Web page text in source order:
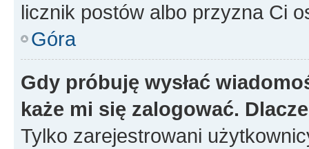
licznik postów albo przyzna Ci
Góra
Gdy próbuję wysłać
każe mi się zalogować.
Tylko zarejestrowani